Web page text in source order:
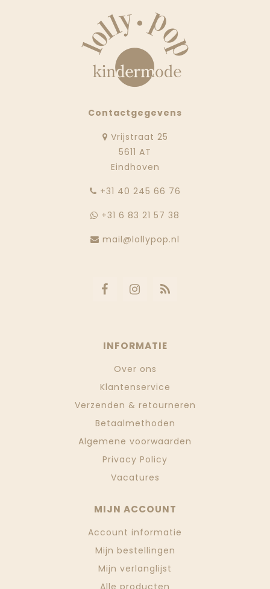
Contactgegevens
Vrijstraat 25
5611 AT
Eindhoven
‭+31 40 245 66 76
+31 6 83 21 57 38
mail@lollypop.nl
INFORMATIE
Over ons
Klantenservice
Verzenden & retourneren
Betaalmethoden
Algemene voorwaarden
Privacy Policy
Vacatures
MIJN ACCOUNT
Account informatie
Mijn bestellingen
Mijn verlanglijst